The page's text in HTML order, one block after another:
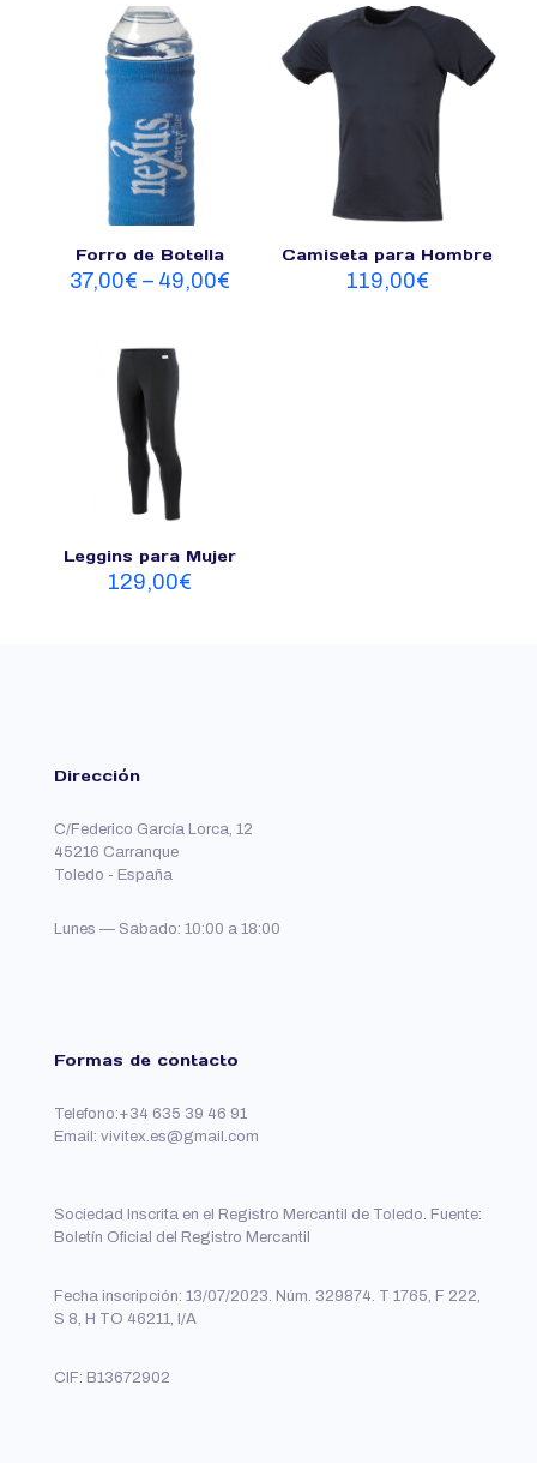
Forro de Botella
37,00€ – 49,00€
Camiseta para Hombre
119,00€
Leggins para Mujer
129,00€
Dirección
C/Federico García Lorca, 12
45216 Carranque
Toledo - España
Lunes — Sabado: 10:00 a 18:00
Formas de contacto
Telefono:+34 635 39 46 91
Email: vivitex.es@gmail.com
Sociedad Inscrita en el Registro Mercantil de Toledo. Fuente:
Boletín Oficial del Registro Mercantil
Fecha inscripción: 13/07/2023. Núm. 329874. T 1765, F 222,
S 8, H TO 46211, I/A
CIF: B13672902